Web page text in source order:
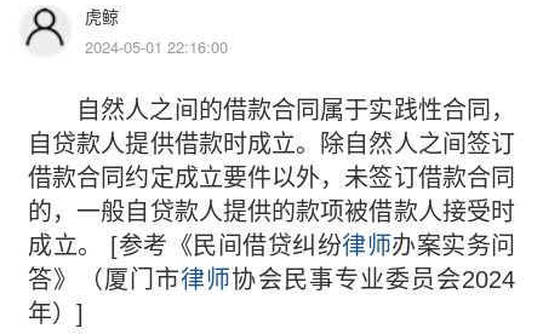
虎鲸
2024-05-01 22:16:00
自然人之间的借款合同属于实践性合同，
自贷款人提供借款时成立。除自然人之间签订
借款合同约定成立要件以外，未签订借款合同
的，一般自贷款人提供的款项被借款人接受时
成立。 [参考《民间借贷纠纷律师办案实务问
答》（厦⻔市律师协会⺠事专业委员会2024
年）]